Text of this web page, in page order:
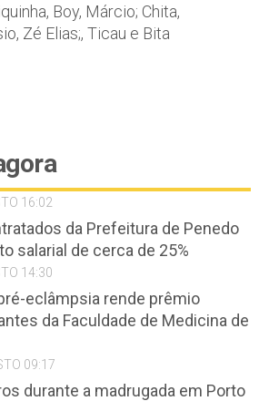
Boy, Márcio; Chita,
Zé Elias;, Ticau e Bita
16:02
da Prefeitura de Penedo
salarial de cerca de 25%
14:30
eclâmpsia rende prêmio
da Faculdade de Medicina de
09:17
durante a madrugada em Porto